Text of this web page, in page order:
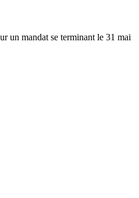
un mandat se terminant le 31 mai